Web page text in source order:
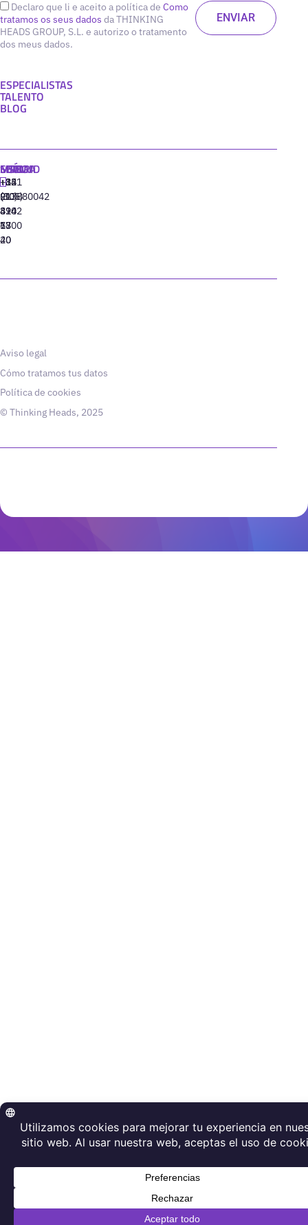
Declaro que li e aceito a política de Como
tratamos os seus dados da THINKING
HEADS GROUP, S.L. e autorizo o tratamento
dos meus dados.
ESPECIALISTAS
TALENTO
BLOG
MADRID
+34
91
310
77
40
MIAMI
+1
(305)
424
13
20
SEÚL
+82
(10)
8942
6800
LISBOA
‪+351
213880042
Aviso legal
Cómo tratamos tus datos
Política de cookies
© Thinking Heads, 2025